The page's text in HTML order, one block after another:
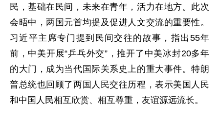
民，基础在民间，未来在青年，活力在地方。此次
会晤中，两国元首均提及促进人文交流的重要性。
习近平主席专门提到民间交往的故事，指出55年
前，中美开展“乒乓外交”，推开了中美冰封20多年
的大门，成为当代国际关系史上的重大事件。特朗
普总统也回顾了两国人民交往历程，表示美国人民
和中国人民相互欣赏、相互尊重，友谊源远流长。